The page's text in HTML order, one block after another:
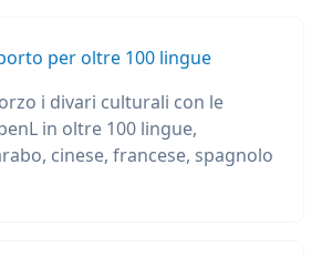
per oltre 100 lingue
i divari culturali con le
in oltre 100 lingue,
cinese, francese, spagnolo